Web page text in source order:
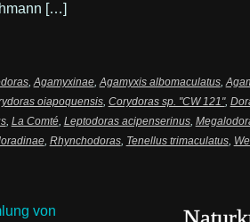
[…]
,Agamyxinae,Agamyxis albomaculatus,
oiapoquensis, Corydoras sp. "CW 121",
, La Comté, Leptodoras acipenserinus,
, Rhynchodoras, Tenellus trimaculatus,